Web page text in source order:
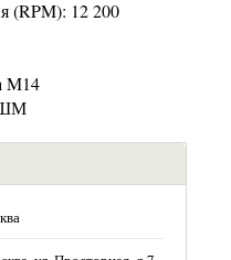
(RPM): 12 200
M14